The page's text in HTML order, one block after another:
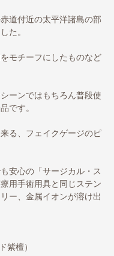
道付近の太平洋諸島の部
た。
モチーフにしたものなど
ーンではもちろん普段使
です。
る、フェイクゲージのピ
安心の「サージカル・ス
用手術用具と同じステン
ー、金属イオンが溶け出
紫檀）